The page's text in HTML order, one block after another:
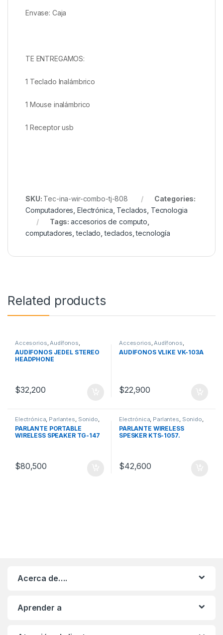
Envase: Caja
TE ENTREGAMOS:
1 Teclado Inalámbrico
1 Mouse inalámbrico
1 Receptor usb
SKU: Tec-ina-wir-combo-tj-808
Categories:
Computadores ,Electrónica Teclados Tecnologia
Tags:accesorios de computo
computadores ,teclado ,teclados ,tecnología
Related products
Accesorios,Audífonos,
Electrónica, Micrófono,Sonido
Tecnologia
AUDÍFONOS JEDEL STEREO
HEADPHONE
$32,200
Accesorios,Audífonos,
Electrónica, Micrófono,Sonido
Tecnologia
AUDÍFONOS VLIKE VK-103A
$22,900
Electrónica Parlantes Sonido
PARLANTE PORTABLE
WIRELESS SPEAKER TG-147
$80,500
Electrónica Parlantes Sonido
PARLANTE WIRELESS
SPESKER KTS-1057.
$42,600
Acerca de….
Aprender a